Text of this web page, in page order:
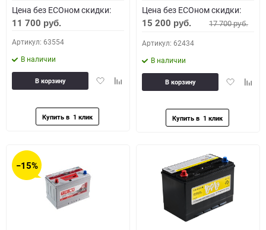
Цена без ECOном скидки:
11 700 руб.
Артикул: 63554
В наличии
ДобавитьДобавить
В корзину
Цена без ECOном скидки:
15 200 руб. 17 700руб.
Артикул: 62434
В наличии
Добавить
В корзину
−15%